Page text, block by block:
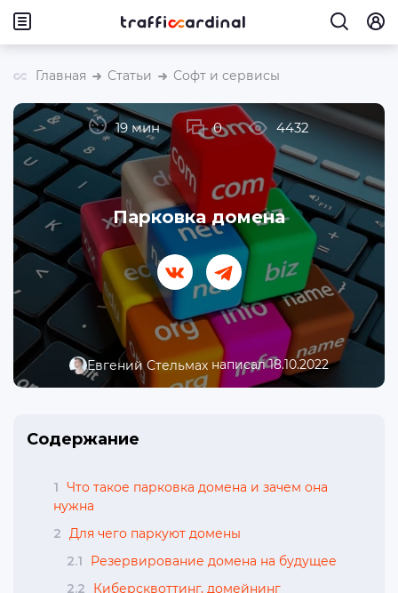
Главная Статьи Софт и сервисы
Евгений Стельмах написал 18.10.2022
Парковка домена
19 мин 0 4432
Содержание
1 Что такое парковка домена и зачем она
нужна
2 Для чего паркуют домены
2.1
Резервирование домена на будущее
2.2
Киберсквоттинг, домейнинг